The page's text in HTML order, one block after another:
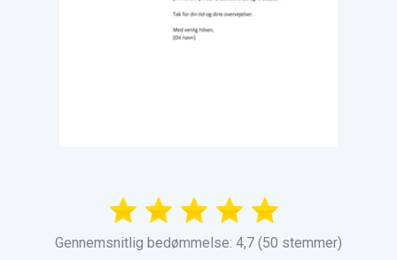
Gennemsnitlig bedømmelse: 4,7 (50 stemmer)